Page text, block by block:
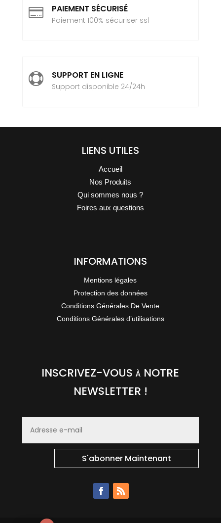
 PAIEMENT SÉCURISÉ
Paiement 100% sécuriser ssl
 SUPPORT EN LIGNE
Support disponible 24/24h
LIENS UTILES
Accueil
Nos Produits
Qui sommes nous ?
Foires aux questions
INFORMATIONS
Mentions légales
Protection des données
Conditions Générales De Vente
Conditions Générales d’utilisations
INSCRIVEZ-VOUS à NOTRE
NEWSLETTER !
S'abonner Maintenant